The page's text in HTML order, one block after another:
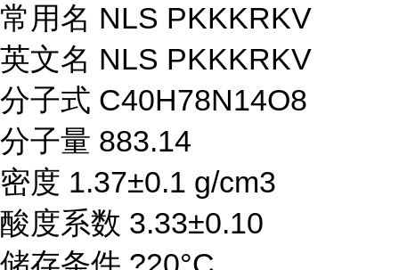
常用名 NLS PKKKRKV
英文名 NLS PKKKRKV
分子式 C40H78N14O8
分子量 883.14
密度 1.37±0.1 g/cm3
酸度系数 3.33±0.10